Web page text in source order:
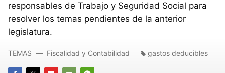
responsables de Trabajo y Seguridad Social para
resolver los temas pendientes de la anterior
legislatura.
TEMAS Fiscalidad y Contabilidad gastos deducibles